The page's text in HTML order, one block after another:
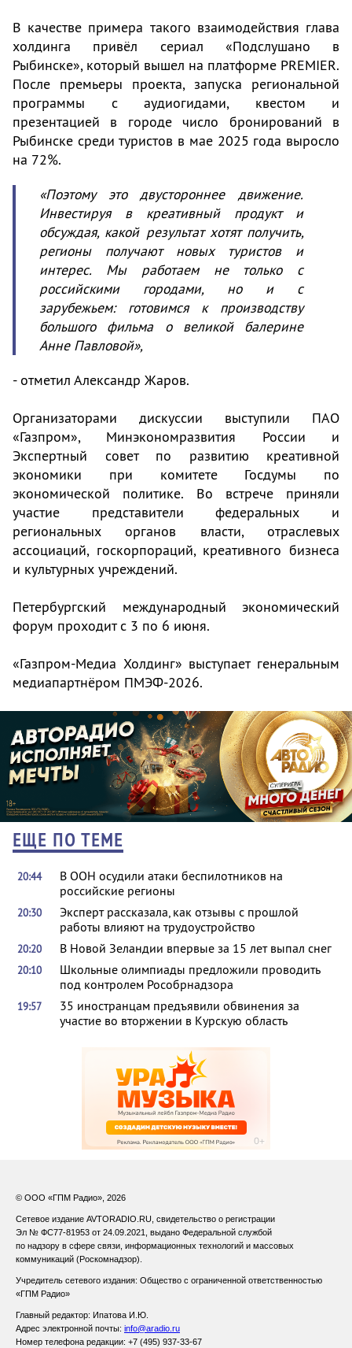
В качестве примера такого взаимодействия глава
холдинга привёл сериал «Подслушано в
Рыбинске», который вышел на платформе PREMIER.
После премьеры проекта, запуска региональной
программы с аудиогидами, квестом и
презентацией в городе число бронирований в
Рыбинске среди туристов в мае 2025 года выросло
на 72%.
«Поэтому это двустороннее движение.
Инвестируя в креативный продукт и
обсуждая, какой результат хотят получить,
регионы получают новых туристов и
интерес. Мы работаем не только с
российскими городами, но и с
зарубежьем: готовимся к производству
большого фильма о великой балерине
Анне Павловой»,
- отметил Александр Жаров.
Организаторами дискуссии выступили ПАО
«Газпром», Минэкономразвития России и
Экспертный совет по развитию креативной
экономики при комитете Госдумы по
экономической политике. Во встрече приняли
участие представители федеральных и
региональных органов власти, отраслевых
ассоциаций, госкорпораций, креативного бизнеса
и культурных учреждений.
Петербургский международный экономический
форум проходит с 3 по 6 июня.
«Газпром-Медиа Холдинг» выступает генеральным
медиапартнёром ПМЭФ-2026.
ЕЩЕ ПО ТЕМЕ
20:44
В ООН осудили атаки беспилотников на
российские регионы
20:30
Эксперт рассказала, как отзывы с прошлой
работы влияют на трудоустройство
20:20 В Новой Зеландии впервые за 15 лет выпал снег
20:10
Школьные олимпиады предложили проводить
под контролем Рособрнадзора
19:57
35 иностранцам предъявили обвинения за
участие во вторжении в Курскую область
© ООО «ГПМ Радио», 2026
Сетевое издание AVTORADIO.RU, свидетельство о регистрации
Эл № ФС77-81953 от 24.09.2021,
выдано Федеральной службой
по надзору в сфере связи, информационных технологий и массовых
коммуникаций (Роскомнадзор).
Учредитель сетевого издания: Общество с ограниченной ответственностью
«ГПМ Радио»
Главный редактор: Ипатова И.Ю.
Адрес электронной почты: info@aradio.ru
Номер телефона редакции: +7 (495) 937-33-67